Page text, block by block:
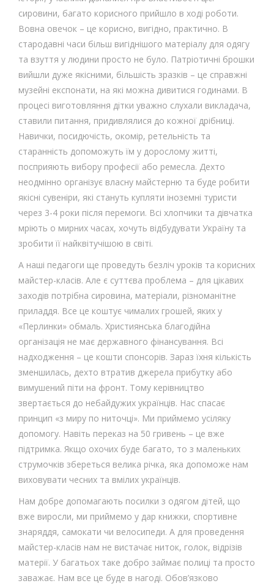
сировини, багато корисного прийшло в ході роботи.
Вовна овечок – це корисно, вигідно, практично. В
стародавні часи більш вигіднішого матеріалу для одягу
та взуття у людини просто не було. Патріотичні брошки
вийшли дуже якісними, більшість зразків – це справжні
музейні експонати, на які можна дивитися годинами. В
процесі виготовляння дітки уважно слухали викладача,
ставили питання, придивлялися до кожної дрібниці.
Навички, посидючість, окомір, ретельність та
старанність допоможуть їм у дорослому житті,
посприяють вибору професії або ремесла. Дехто
неодмінно організує власну майстерню та буде робити
якісні сувеніри, які стануть купляти іноземні туристи
через 3-4 роки після перемоги. Всі хлопчики та дівчатка
мріють о мирних часах, хочуть відбудувати Україну та
зробити її найквітучішою в світі.
А наші педагоги ще проведуть безліч уроків та корисних
майстер-класів. Але є суттєва проблема – для цікавих
заходів потрібна сировина, матеріали, різноманітне
приладдя. Все це коштує чималих грошей, яких у
«Перлинки» обмаль. Християнська благодійна
організація не має державного фінансування. Всі
надходження – це кошти спонсорів. Зараз їхня кількість
зменшилась, дехто втратив джерела прибутку або
вимушений піти на фронт. Тому керівництво
звертається до небайдужих українців. Нас спасає
принцип «з миру по ниточці». Ми приймемо усіляку
допомогу. Навіть переказ на 50 гривень – це вже
підтримка. Якщо охочих буде багато, то з маленьких
струмочків збереться велика річка, яка допоможе нам
виховувати чесних та вмілих українців.
Нам добре допомагають посилки з одягом дітей, що
вже виросли, ми приймемо у дар книжки, спортивне
знаряддя, самокати чи велосипеди. А для проведення
майстер-класів нам не вистачає ниток, голок, відрізів
матерії. У багатьох таке добро займає полиці та просто
заважає. Нам все це буде в нагоді. Обов’язково